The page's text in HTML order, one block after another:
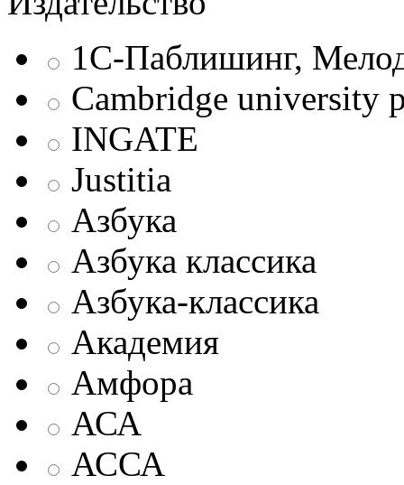
1С-Паблишинг,
Cambridge university
INGATE
Justitia
Азбука
Азбука классика
Азбука-классика
Академия
Амфора
АСА
АССА